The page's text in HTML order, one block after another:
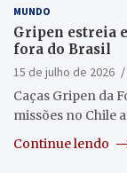
MUNDO
Gripen estreia
fora do Brasil
15 de julho de 2026
Caças Gripen da
missões no Chile
Continue lendo